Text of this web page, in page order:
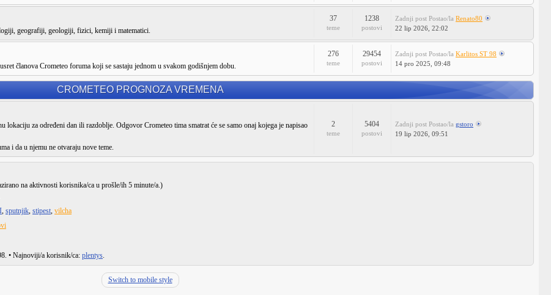
geografiji, geologiji, fizici, kemiji i matematici.
37
teme
1238
postovi
Zadnji post Postao/la Renato80
22 lip 2026, 22:02
članova Crometeo foruma koji se sastaju jednom u svakom godišnjem dobu.
276
teme
29454
postovi
Zadnji post Postao/la Karlitos ST 98
14 pro 2025, 09:48
CROMETEO PROGNOZA VREMENA
lokaciju za određeni dan ili razdoblje. Odgovor Crometeo tima smatrat će se samo onaj kojega je napisao
i da u njemu ne otvaraju nove teme.
2
teme
5404
postovi
Zadnji post Postao/la gstoro
19 lip 2026, 09:51
na aktivnosti korisnika/ca u prošle/ih 5 minute/a.)
, sputnjik, stipest, vilcha
. • Najnoviji/a korisnik/ca: plentys.
Switch to mobile style